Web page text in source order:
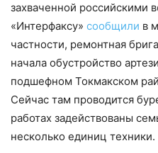
захваченной российскими
«Интерфаксу» сообщили в
частности, ремонтная
начала обустройство
подшефном Токмакском
Сейчас там проводится
работах задействованы
несколько единиц техники.